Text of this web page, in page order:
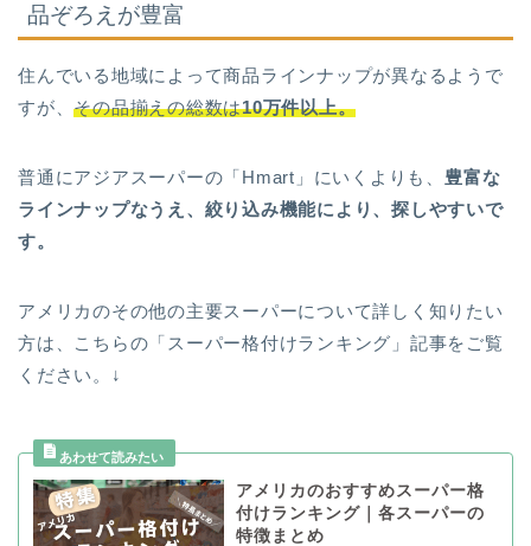
品ぞろえが豊富
住んでいる地域によって商品ラインナップが異なるようで
すが、その品揃えの総数は10万件以上。
普通にアジアスーパーの「Hmart」にいくよりも、 豊富な
ラインナップなうえ、絞り込み機能により、探しやすいで
す。
アメリカのその他の主要スーパーについて詳しく知りたい
方は、こちらの「スーパー格付けランキング」記事をご覧
ください。↓
アメリカのおすすめスーパー格
付けランキング｜各スーパーの
特徴まとめ